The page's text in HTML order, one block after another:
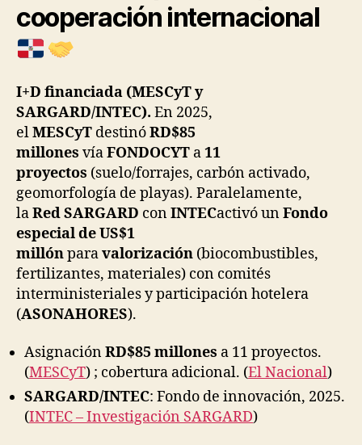
cooperación internacional
I+D financiada (MESCyT y
SARGARD/INTEC). En 2025,
elMESCyT destinóRD$85
millones víaFONDOCYT a11
proyectos (suelo/forrajes, carbón activado,
geomorfología de playas). Paralelamente,
laRed SARGARD conINTECactivó unFondo
especial de US$1
millónparavalorización (biocombustibles,
fertilizantes, materiales) con comités
interministeriales y participación hotelera
(ASONAHORES).
AsignaciónRD$85 millones a 11 proyectos.
(MESCyT) ; cobertura adicional. (El Nacional)
SARGARD/INTEC: Fondo de innovación, 2025.
(INTEC – Investigación SARGARD)